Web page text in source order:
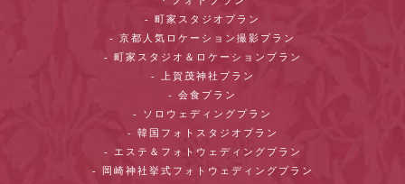
- 町家スタジオプラン
- 京都人気ロケーション撮影プラン
- 町家スタジオ＆ロケーションプラン
- 上賀茂神社プラン
- 会食プラン
- ソロウェディングプラン
- 韓国フォトスタジオプラン
- エステ＆フォトウェディングプラン
- 岡崎神社挙式フォトウェディングプラン